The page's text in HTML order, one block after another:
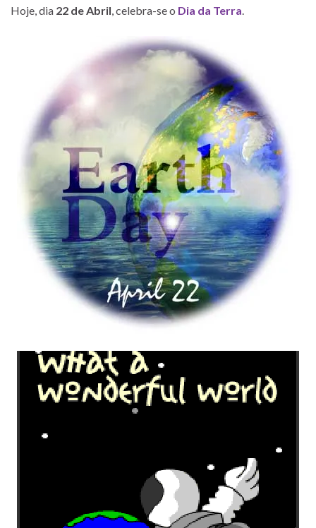
Hoje, dia 22 de Abril, celebra-se o Dia da Terra.